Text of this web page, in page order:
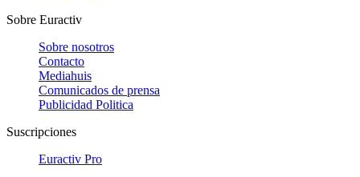
Sobre Euractiv
Sobre nosotros
Contacto
Mediahuis
Comunicados de prensa
Publicidad Politica
Suscripciones
Euractiv Pro